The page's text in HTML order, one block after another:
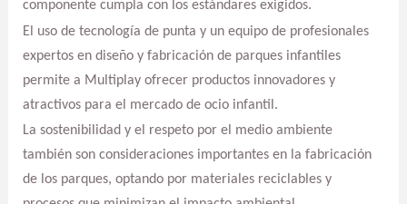
componente cumpla con los estándares exigidos.
El uso de tecnología de punta y un equipo de profesionales
expertos en diseño y fabricación de parques infantiles
permite a Multiplay ofrecer productos innovadores y
atractivos para el mercado de ocio infantil.
La sostenibilidad y el respeto por el medio ambiente
también son consideraciones importantes en la fabricación
de los parques, optando por materiales reciclables y